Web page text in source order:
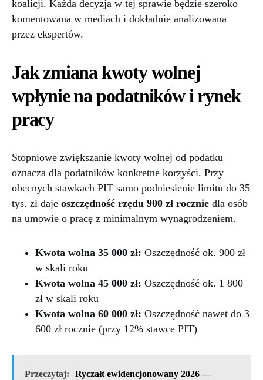
koalicji. Każda decyzja w tej sprawie będzie szeroko
komentowana w mediach i dokładnie analizowana
przez ekspertów.
Jak zmiana kwoty wolnej
wpłynie na podatników i rynek
pracy
Stopniowe zwiększanie kwoty wolnej od podatku
oznacza dla podatników konkretne korzyści. Przy
obecnych stawkach PIT samo podniesienie limitu do 35
tys. zł daje oszczędność rzędu 900 zł rocznie dla osób
na umowie o pracę z minimalnym wynagrodzeniem.
Kwota wolna 35 000 zł: Oszczędność ok. 900 zł
w skali roku
Kwota wolna 45 000 zł: Oszczędność ok. 1 800
zł w skali roku
Kwota wolna 60 000 zł: Oszczędność nawet do 3
600 zł rocznie (przy 12% stawce PIT)
Przeczytaj:
Ryczałt ewidencjonowany 2026 —